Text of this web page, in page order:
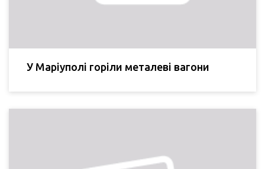
У Маріуполі горіли металеві вагони